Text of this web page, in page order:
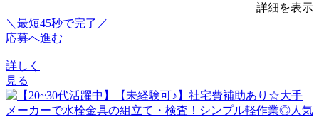
詳細を表示
＼最短45秒で完了／
応募へ進む
詳しく
見る